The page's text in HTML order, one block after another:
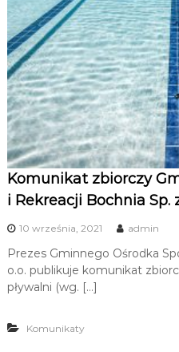
Komunikat zbiorczy
i Rekreacji Bochnia Sp.
10 września, 2021 admin
Prezes Gminnego Ośrodka
o.o. publikuje komunikat
pływalni (wg. […]
Komunikaty